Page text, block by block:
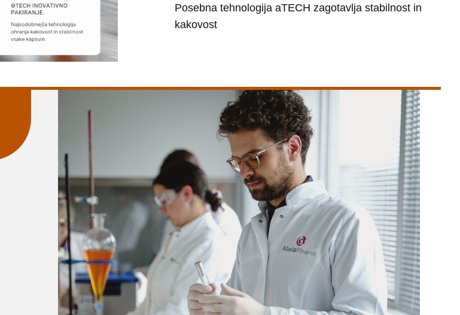
Posebna tehnologija aTECH zagotavlja stabilnost in
kakovost